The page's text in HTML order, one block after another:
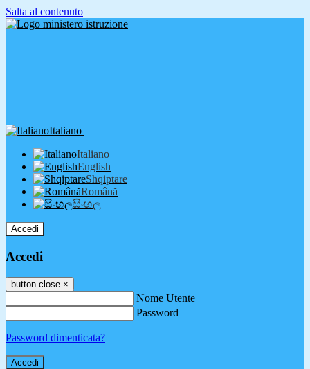
Salta al contenuto
Italiano
Italiano
English
Shqiptare
Română
සිංහල
Accedi
Accedi
button close ×
Nome Utente
Password
Password dimenticata?